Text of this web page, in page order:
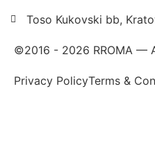
Toso Kukovski bb,
©2016 - 2026 RROMA —
Privacy PolicyTerms &